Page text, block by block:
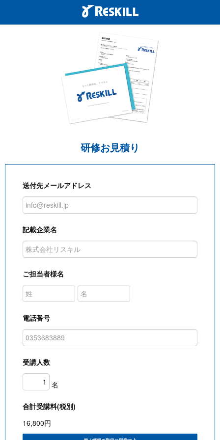
研修お見積り
送付先メールアドレス
記載企業名
ご担当者様名
電話番号
受講人数
名
合計受講料(税別)
16,800円